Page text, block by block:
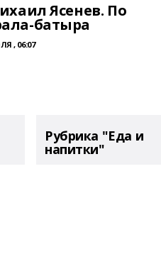
Ясенев. По
батыра
, 06:07
Рубрика "Еда и
напитки"